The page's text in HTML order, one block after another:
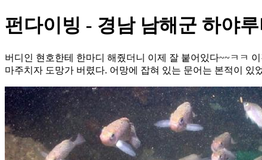
펀다이빙 - 경남 남해군 하야
버디인 현호한테 한마디 해줬더니 이제 잘 붙어있다~~ㅋㅋ
마주치자 도망가 버렸다. 어망에 잡혀 있는 문어는 본적이 있